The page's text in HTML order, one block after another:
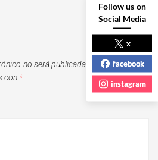
no será publicada.
Los campos
con *
Follow us on
Social Media
x
facebook
instagram